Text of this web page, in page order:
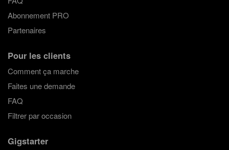
Abonnement PRO
Partenaires
Pour les clients
Comment ça marche
Faites une demande
FAQ
Filtrer par occasion
Gigstarter